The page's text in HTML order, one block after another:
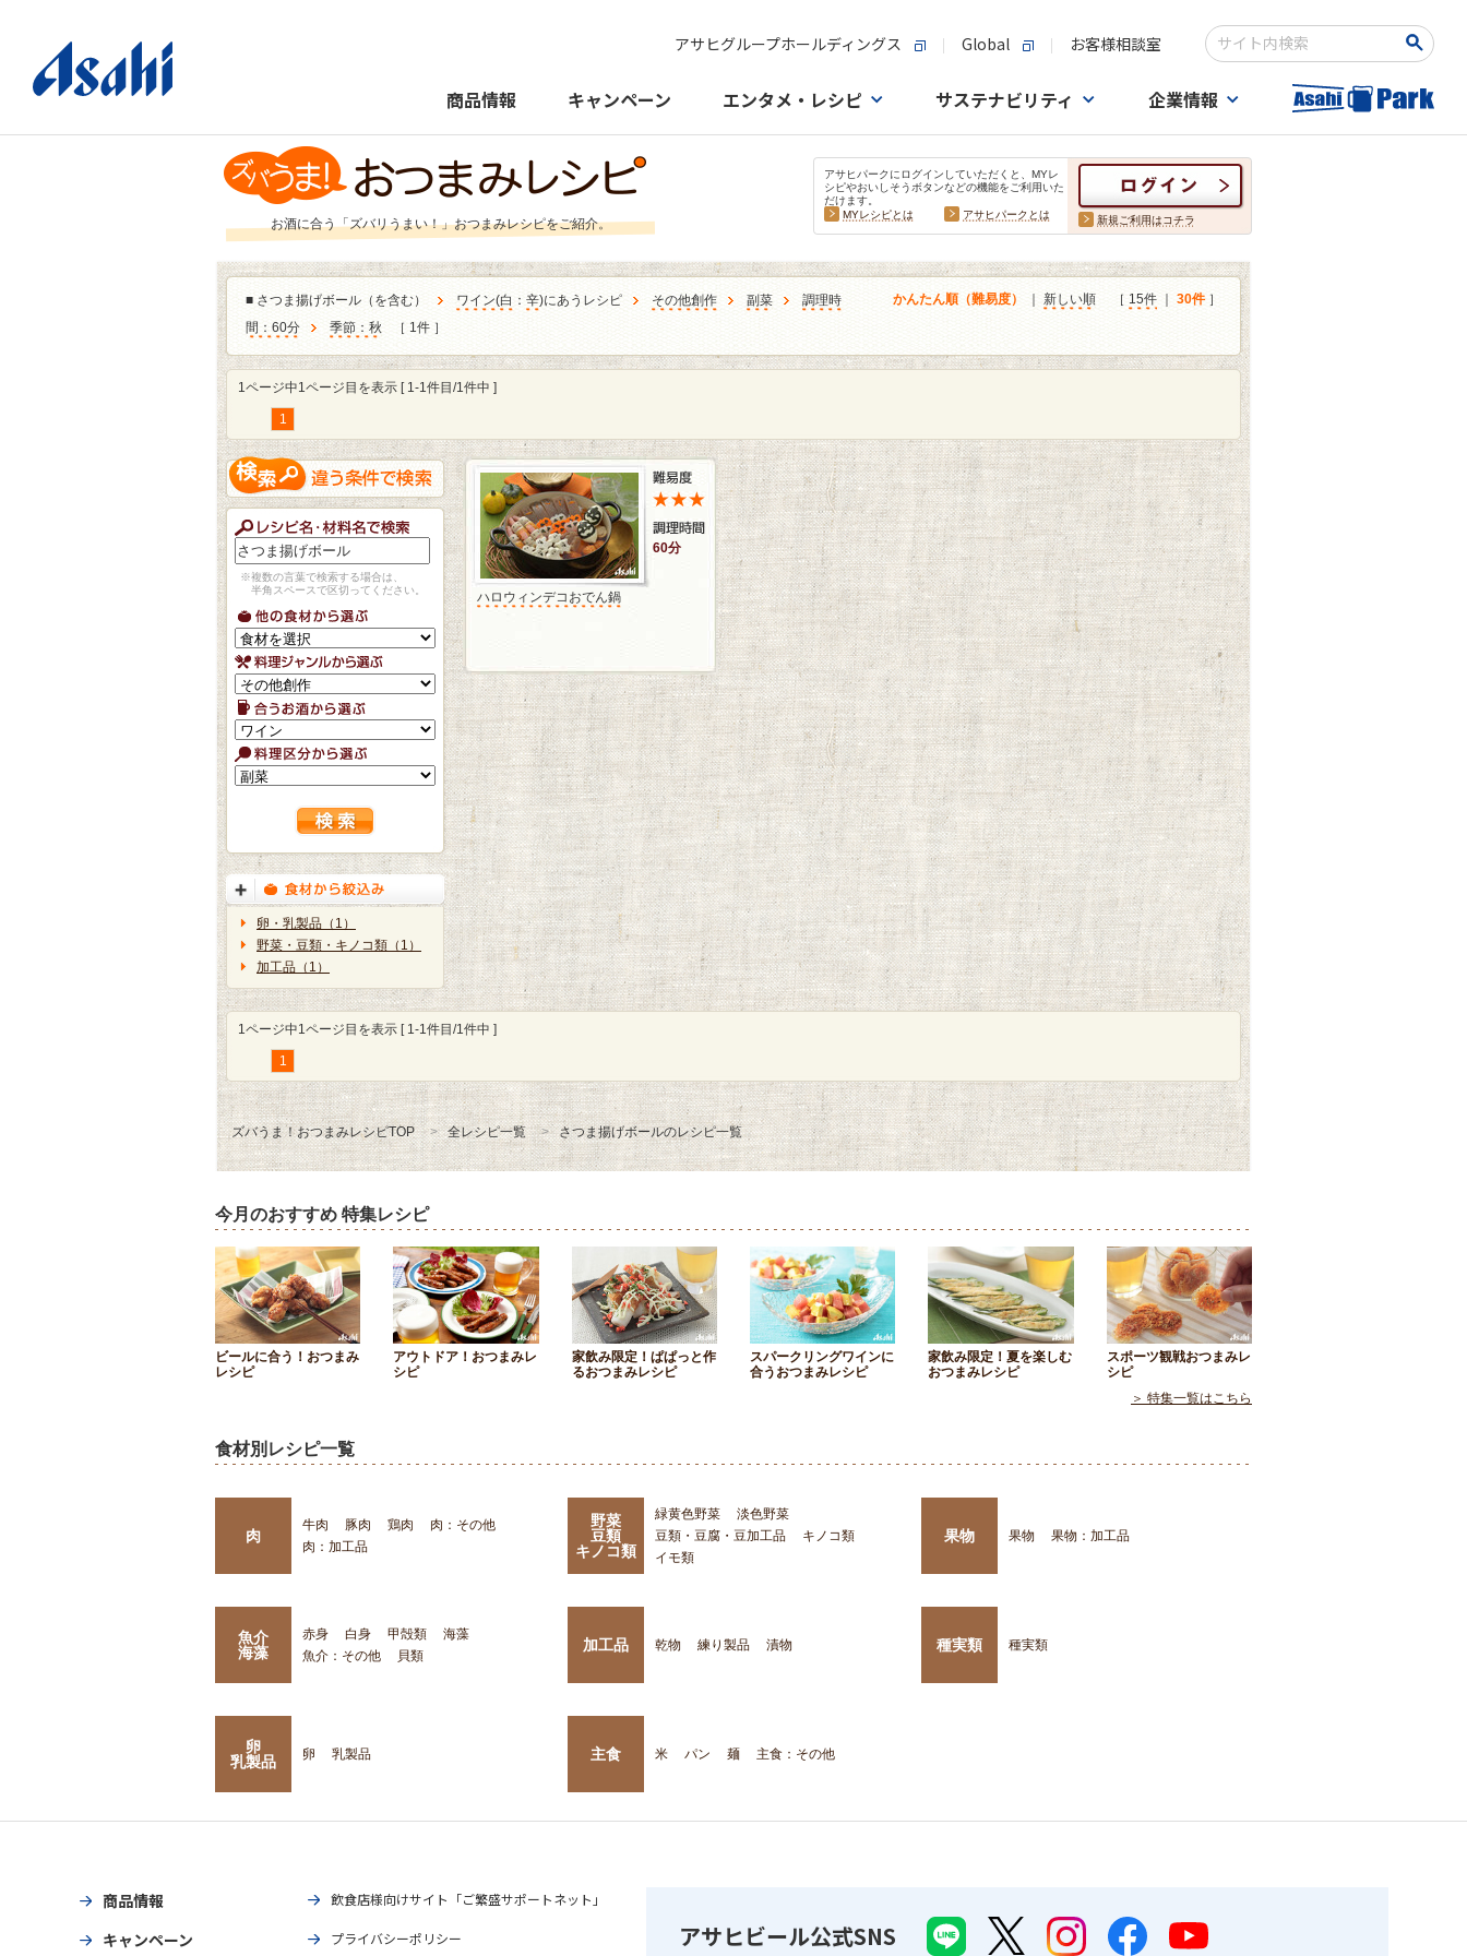
アサヒグループホールディングス Global お客様相談室
検索キーワード入力
商品情報 キャンペーン エンタメ・レシピ サステナビリティ 企業情報
お酒に合う「ズバリうまい！」おつまみレシピをご紹介。
アサヒパークにログインしていただくと、MYレ
シピやおいしそうボタンなどの機能をご利用いた
だけます。
MYレシピとは
アサヒパークとは 新規ご利用はコチラ
■ さつま揚げボール（を含む） ワイン(白 ： 辛)にあうレシピ その他創作 副菜
調理時
間：60分
季節：秋 ［ 1件 ］
かんたん順（難易度） 新しい順 ［ 15件 30件 ］
1ページ中1ページ目を表示 [ 1-1件目/1件中 ]
1
※複数の言葉で検索する場合は、
半角スペースで区切ってください。
卵・乳製品（1）
野菜・豆類・キノコ類（1）
加工品（1）
60分
ハロウィンデコおでん鍋
1ページ中1ページ目を表示 [ 1-1件目/1件中 ]
1
ズバうま！おつまみレシピTOP 全レシピ一覧 さつま揚げボールのレシピ一覧
今月のおすすめ 特集レシピ
ビールに合う！おつまみ
レシピ
アウトドア！おつまみレ
シピ
家飲み限定！ぱぱっと作
るおつまみレシピ
スパークリングワインに
合うおつまみレシピ
家飲み限定！夏を楽しむ
おつまみレシピ
スポーツ観戦おつまみレ
シピ
＞ 特集一覧はこちら
食材別レシピ一覧
肉
牛肉 豚肉 鶏肉
肉：その他
肉：加工品
野菜
豆類
キノコ類
緑黄色野菜
淡色野菜
豆類・豆腐・豆加工品
キノコ類
イモ類
果物 果物 果物：加工品
魚介
海藻
赤身 白身 甲殻類
海藻
魚介：その他
貝類
加工品 乾物 練り製品 漬物 種実類 種実類
卵
乳製品
卵 乳製品 主食 米 パン 麺 主食：その他
商品情報
キャンペーン
飲食店様向けサイト「ご繁盛サポートネット」
プライバシーポリシー アサヒビール公式SNS